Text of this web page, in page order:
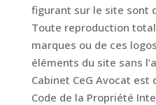
figurant sur le site sont
Toute reproduction
marques ou de ces
éléments du site sans
Cabinet CeG Avocat est
Code de la Propriété